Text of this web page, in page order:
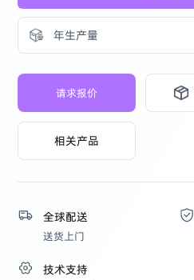
年生产量
请求报价
相关产品
全球配送
送货上门
技术支持